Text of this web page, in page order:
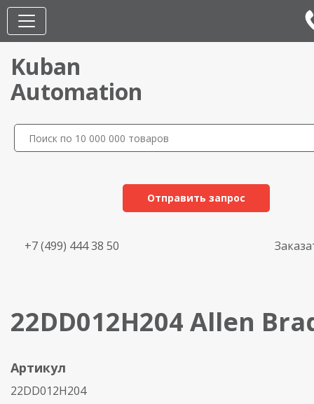
Kuban
Automation
Отправить запрос
+7 (499) 444 38 50
22DD012H204 Allen
Артикул
22DD012H204